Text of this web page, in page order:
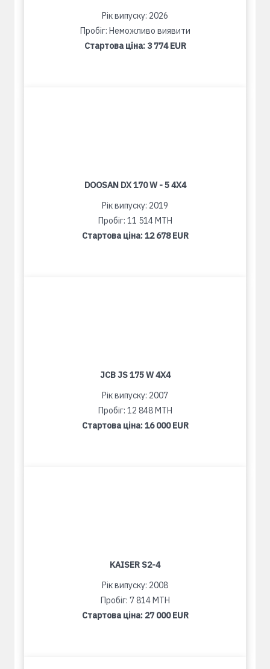
Рік випуску: 2026
Пробіг: Неможливо виявити
Стартова ціна: 3 774 EUR
DOOSAN DX 170 W - 5 4X4
Рік випуску: 2019
Пробіг: 11 514 MTH
Стартова ціна:12 678 EUR
JCB JS 175 W 4X4
Рік випуску: 2007
Пробіг: 12 848 MTH
Стартова ціна:16 000 EUR
KAISER S2-4
Рік випуску: 2008
Пробіг: 7 814 MTH
Стартова ціна: 27 000 EUR